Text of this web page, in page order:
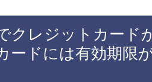
クレジットカード
ードには有効期限